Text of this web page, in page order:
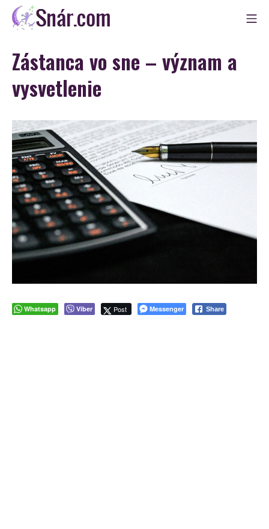
Skip
Snár
Zástanca vo sne – význam a
vysvetlenie
Whatsapp Viber Post Messenger Share